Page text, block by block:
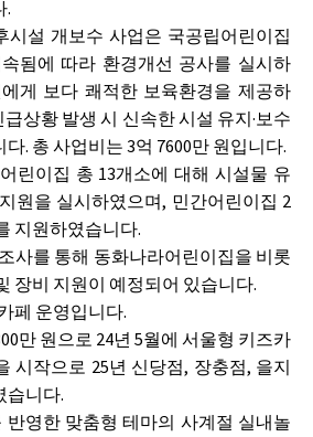
.
시설 개보수 사업은 국공립어린이집
됨에 따라 환경개선 공사를 실시하
게 보다 쾌적한 보육환경을 제공하
상황 발생 시 신속한 시설 유지·보수
. 총 사업비는 3억 7600만 원입니다.
린이집 총 13개소에 대해 시설물 유
원을 실시하였으며, 민간어린이집 2
지원하였습니다.
사를 통해 동화나라어린이집을 비롯
장비 지원이 예정되어 있습니다.
페 운영입니다.
만 원으로 24년 5월에 서울형 키즈카
시작으로 25년 신당점, 장충점, 을지
습니다.
반영한 맞춤형 테마의 사계절 실내놀